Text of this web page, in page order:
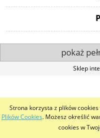
Strona korzysta z plików
Plików Cookies. Możesz określić
cookies w
pokaż
Sklep